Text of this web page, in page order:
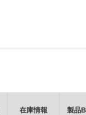
在庫情報 製品